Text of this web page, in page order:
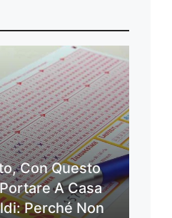
Con Questo
A Casa
Perché Non